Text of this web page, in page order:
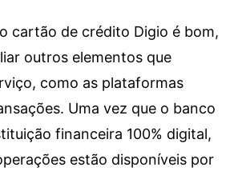
cartão de crédito Digio é bom,
outros elementos que
como as plataformas
Uma vez que o banco
financeira 100% digital,
estão disponíveis por